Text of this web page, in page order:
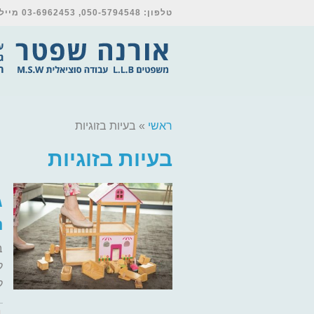
טלפון: 050-5794548, 03-6962453 מייל: orna@shpetter-law.co.il
ראשי » בעיות בזוגיות
בעיות בזוגיות